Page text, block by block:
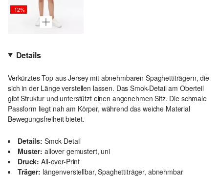
-12%
Details
Verkürztes Top aus Jersey mit abnehmbaren Spaghettiträgern, die
sich in der Länge verstellen lassen. Das Smok-Detail am Oberteil
gibt Struktur und unterstützt einen angenehmen Sitz. Die schmale
Passform liegt nah am Körper, während das weiche Material
Bewegungsfreiheit bietet.
Details: Smok-Detail
Muster: allover gemustert, uni
Druck: All-over-Print
Träger: längenverstellbar, Spaghettiträger, abnehmbar